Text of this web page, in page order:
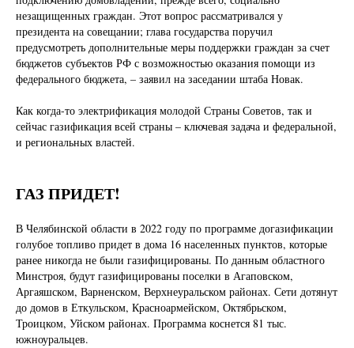
незащищенных граждан. Этот вопрос рассматривался у
президента на совещании; глава государства поручил
предусмотреть дополнительные меры поддержки граждан за счет
бюджетов субъектов РФ с возможностью оказания помощи из
федерального бюджета, – заявил на заседании штаба Новак.
Как когда-то электрификация молодой Страны Советов, так и
сейчас газификация всей страны – ключевая задача и федеральной,
и региональных властей.
ГАЗ ПРИДЕТ!
В Челябинской области в 2022 году по программе догазификации
голубое топливо придет в дома 16 населенных пунктов, которые
ранее никогда не были газифицированы. По данным областного
Минстроя, будут газифицированы поселки в Агаповском,
Аргаяшском, Варненском, Верхнеуральском районах. Сети дотянут
до домов в Еткульском, Красноармейском, Октябрьском,
Троицком, Уйском районах. Программа коснется 81 тыс.
южноуральцев.